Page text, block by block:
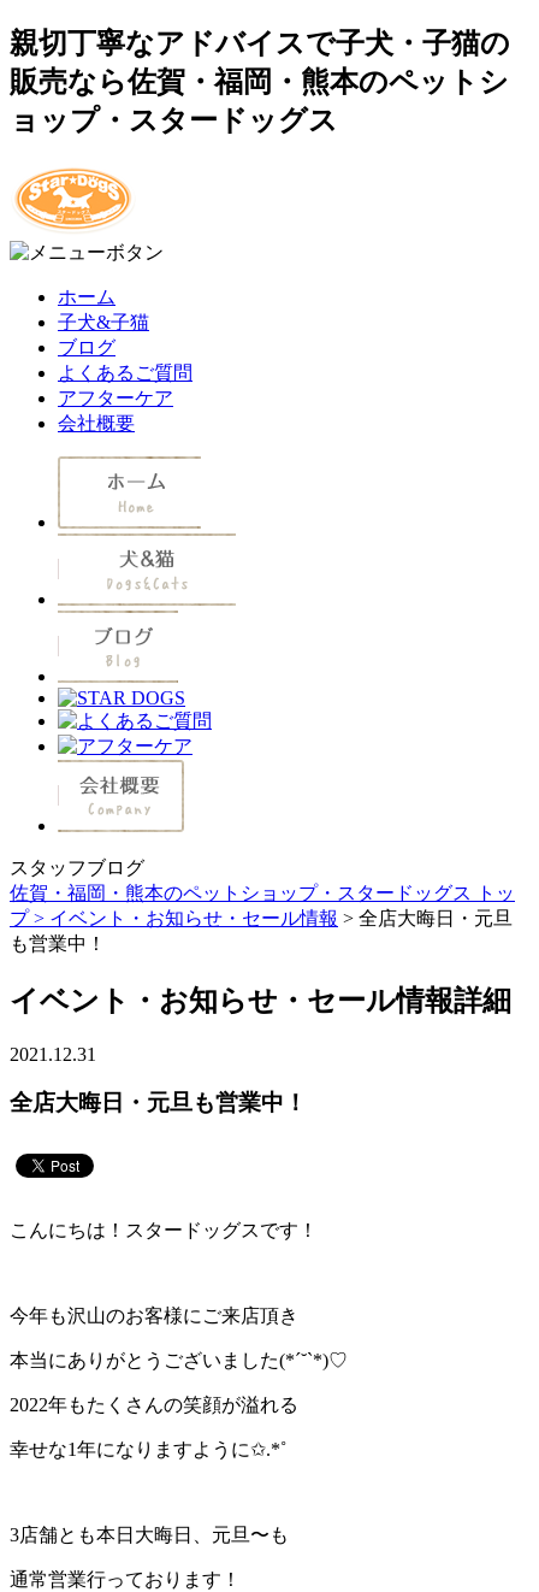
親切丁寧なアドバイスで子犬・子猫の
販売なら佐賀・福岡・熊本のペットシ
ョップ・スタードッグス
ホーム
子犬&子猫
ブログ
よくあるご質問
アフターケア
会社概要
スタッフブログ
佐賀・福岡・熊本のペットショップ・スタードッグス トッ
プ > イベント・お知らせ・セール情報 > 全店大晦日・元旦
も営業中！
イベント・お知らせ・セール情報詳細
2021.12.31
全店大晦日・元旦も営業中！
こんにちは！スタードッグスです！
今年も沢山のお客様にご来店頂き
本当にありがとうございました(*ˊ˘ˋ*)♡
2022年もたくさんの笑顔が溢れる
幸せな1年になりますように✩.*˚
3店舗とも本日大晦日、元旦〜も
通常営業行っております！